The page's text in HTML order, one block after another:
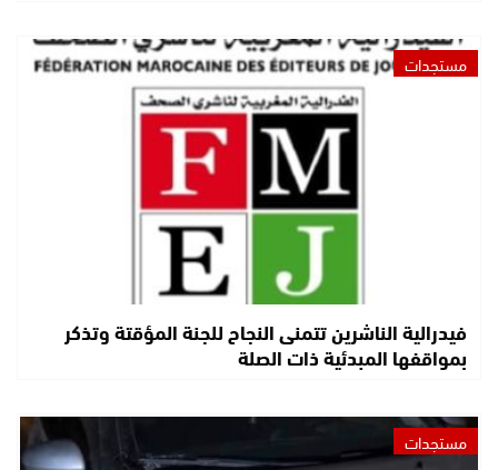
مستجدات
فيدرالية الناشرين تتمنى النجاح للجنة المؤقتة وتذكر
بمواقفها المبدئية ذات الصلة
مستجدات